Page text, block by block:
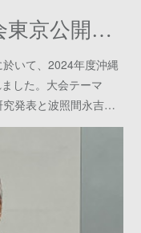
2024年度沖縄文化協会東京公開研究発表会報告
いて、2024年度沖縄
した。大会テーマ
究発表と波照間永吉…